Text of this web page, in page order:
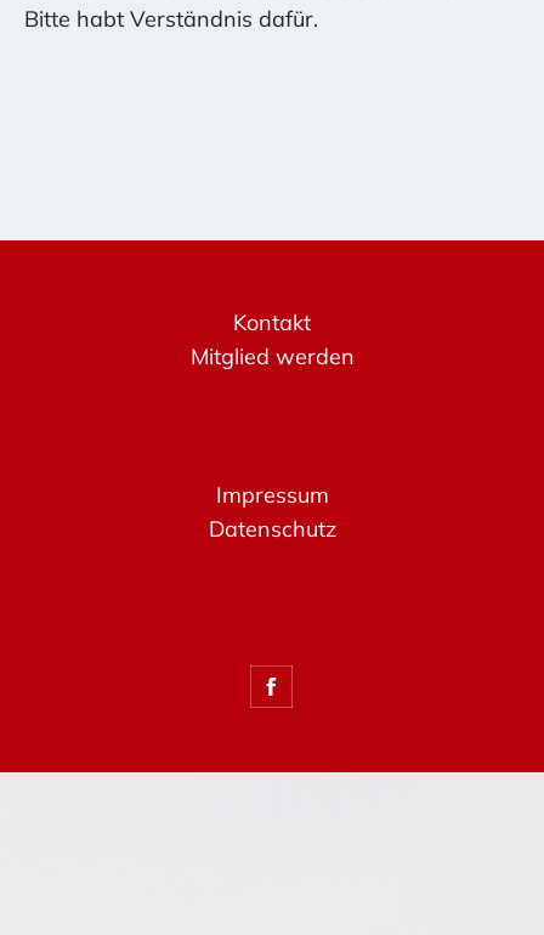
Bitte habt Verständnis dafür.
Kontakt
Mitglied werden
Impressum
Datenschutz